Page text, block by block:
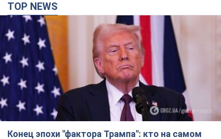
TOP NEWS
Конец эпохи "фактора Трампа": кто на самом